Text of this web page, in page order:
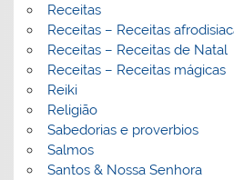
Receitas
Receitas – Receitas
Receitas – Receitas de Natal
Receitas – Receitas mágicas
Reiki
Religião
Sabedorias e proverbios
Salmos
Santos & Nossa Senhora